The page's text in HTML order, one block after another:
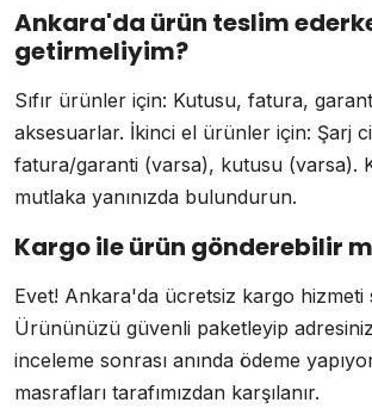
Ankara'da ürün teslim
getirmeliyim?
Sıfır ürünler için: Kutusu, fatura,
aksesuarlar. İkinci el ürünler için: Şarj
fatura/garanti (varsa), kutusu (varsa).
mutlaka yanınızda bulundurun.
Kargo ile ürün gönderebilir
Evet! Ankara'da ücretsiz kargo hizmeti
Ürününüzü güvenli paketleyip
inceleme sonrası anında ödeme
masrafları tarafımızdan karşılanır.